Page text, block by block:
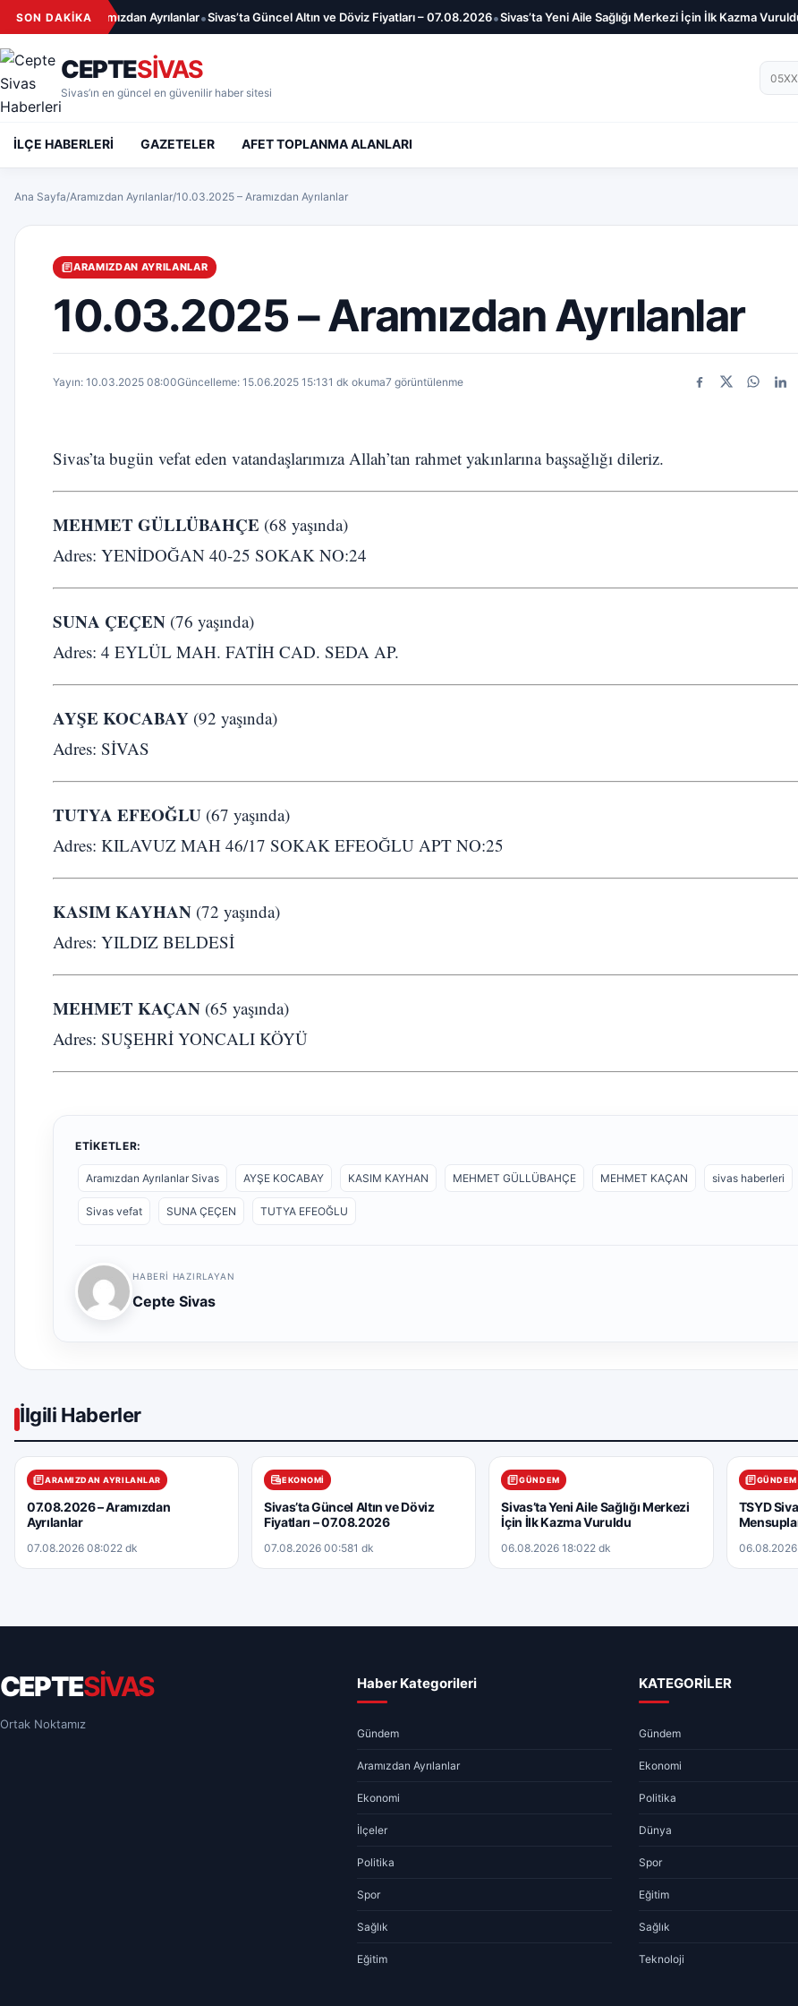
İçeriğe geç
SON DAKİKA– Aramızdan Ayrılanlar•Sivas’ta Güncel Altın ve Döviz Fiyatları – 07.08.2026•Sivas’ta Yeni Aile Sağlığı Merkezi İçin İlk Kazma Vuruldu•
CEPTESİVAS
Sivas’ın en güncel en güvenilir haber sitesi
İLÇE HABERLERİ GAZETELER AFET TOPLANMA ALANLARI
Ana Sayfa/Aramızdan Ayrılanlar/10.03.2025 – Aramızdan Ayrılanlar
ARAMIZDAN AYRILANLAR
10.03.2025 – Aramızdan Ayrılanlar
Yayın: 10.03.2025 08:00Güncelleme: 15.06.2025 15:131 dk okuma7 görüntülenme
Facebook
X
Sivas’ta bugün vefat eden vatandaşlarımıza Allah’tan rahmet yakınlarına başsağlığı dileriz.
MEHMET GÜLLÜBAHÇE (68 yaşında)
Adres: YENİDOĞAN 40-25 SOKAK NO:24
SUNA ÇEÇEN (76 yaşında)
Adres: 4 EYLÜL MAH. FATİH CAD. SEDA AP.
AYŞE KOCABAY (92 yaşında)
Adres: SİVAS
TUTYA EFEOĞLU (67 yaşında)
Adres: KILAVUZ MAH 46/17 SOKAK EFEOĞLU APT NO:25
KASIM KAYHAN (72 yaşında)
Adres: YILDIZ BELDESİ
MEHMET KAÇAN (65 yaşında)
Adres: SUŞEHRİ YONCALI KÖYÜ
ETIKETLER:
Aramızdan Ayrılanlar Sivas AYŞE KOCABAY KASIM KAYHAN MEHMET GÜLLÜBAHÇE MEHMET KAÇAN sivas haberleri
Sivas vefat SUNA ÇEÇEN TUTYA EFEOĞLU
HABERI HAZIRLAYAN
Cepte Sivas
İlgili Haberler
ARAMIZDAN AYRILANLAR
07.08.2026 – Aramızdan
Ayrılanlar
07.08.2026 08:022 dk
EKONOMI
Sivas’ta Güncel Altın ve Döviz
Fiyatları – 07.08.2026
07.08.2026 00:581 dk
GÜNDEM
Sivas’ta Yeni Aile Sağlığı Merkezi
İçin İlk Kazma Vuruldu
06.08.2026 18:022 dk
GÜNDEM
TSYD
CEPTESİVAS
Ortak Noktamız
Haber Kategorileri
Gündem
Aramızdan Ayrılanlar
Ekonomi
İlçeler
Politika
Spor
Sağlık
Eğitim
KATEGORİLER
Gündem
Ekonomi
Politika
Dünya
Spor
Eğitim
Sağlık
Teknoloji